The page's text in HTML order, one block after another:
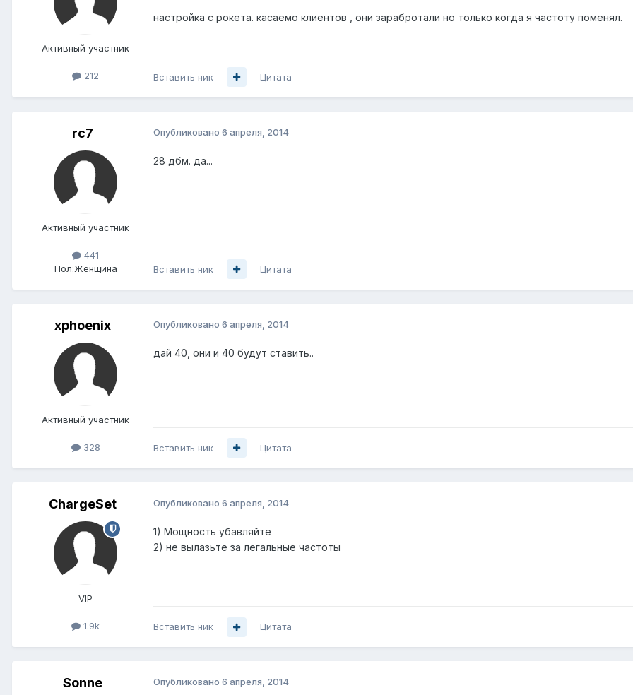
Активный участник
212
настройка с рокета. касаемо клиентов , они зарабротали но только когда я частоту поменял.
Вставить ник Цитата
rc7
Активный участник
441
Пол:Женщина
Опубликовано 6 апреля, 2014
28 дбм. да...
Вставить ник Цитата
xphoenix
Активный участник
328
Опубликовано 6 апреля, 2014
дай 40, они и 40 будут ставить..
Вставить ник Цитата
ChargeSet
VIP
1.9k
Опубликовано 6 апреля, 2014
1) Мощность убавляйте
2) не вылазьте за легальные частоты
Вставить ник Цитата
Sonne Опубликовано 6 апреля, 2014